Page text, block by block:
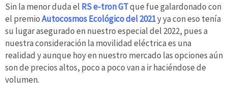
Sin la menor duda el RS e-tron GTque fue galardonado con
el premioAutocosmos Ecológico del 2021y ya con eso tenía
su lugar asegurado en nuestro especial del 2022, pues a
nuestra consideración la movilidad eléctrica es una
realidad y aunque hoy en nuestro mercado las opciones aún
son de precios altos, poco a poco van a ir haciéndose de
volumen.